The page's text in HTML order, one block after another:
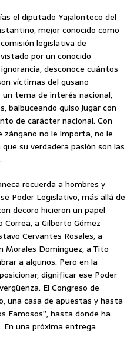
el diputado Yajalonteco del
mejor conocido como
legislativa de
por un conocido
desconoce cuántos
víctimas del gusano
un tema de interés nacional,
balbuceando quiso jugar con
de carácter nacional. Con
no le importa, no le
su verdadera pasión son las
recuerda a hombres y
Poder Legislativo, más allá de
decoro hicieron un papel
Correa, a Gilberto Gómez
Cervantes Rosales, a
Morales Domínguez, a Tito
a algunos. Pero en la
dignificar ese Poder
El Congreso de
una casa de apuestas y hasta
Famosos”, hasta donde ha
En una próxima entrega